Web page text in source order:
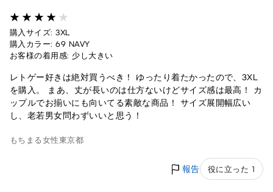
購入サイズ: 3XL
購入カラー: 69 NAVY
お客様の着用感: 少し大きい
レトゲー好きは絶対買うべき！ ゆったり着たかったので、3XL
を購入。 まあ、丈が長いのは仕方ないけどサイズ感は最高！ カ
ップルでお揃いにも向いてる素敵な商品！ サイズ展開幅広い
し、老若男女問わずいいと思う！
もちまる女性東京都
報告 役に立った 1